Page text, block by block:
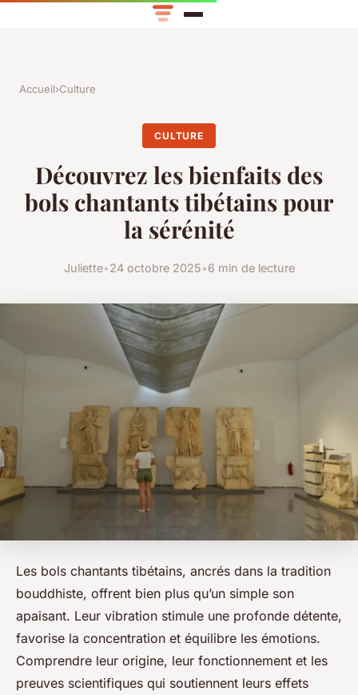
Accueil›Culture
CULTURE
Découvrez les bienfaits des
bols chantants tibétains pour
la sérénité
Juliette•24 octobre 2025•6 min de lecture
Les bols chantants tibétains, ancrés dans la tradition
bouddhiste, offrent bien plus qu’un simple son
apaisant. Leur vibration stimule une profonde détente,
favorise la concentration et équilibre les émotions.
Comprendre leur origine, leur fonctionnement et les
preuves scientifiques qui soutiennent leurs effets